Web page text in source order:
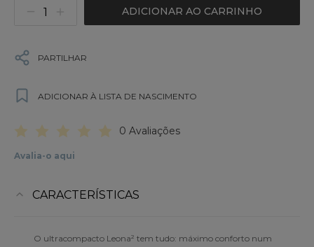
ADICIONAR AO CARRINHO
PARTILHAR
ADICIONAR À LISTA DE NASCIMENTO
0 Avaliações
Avalia-o aqui
CARACTERÍSTICAS
O ultracompacto Leona² tem tudo: máximo conforto num